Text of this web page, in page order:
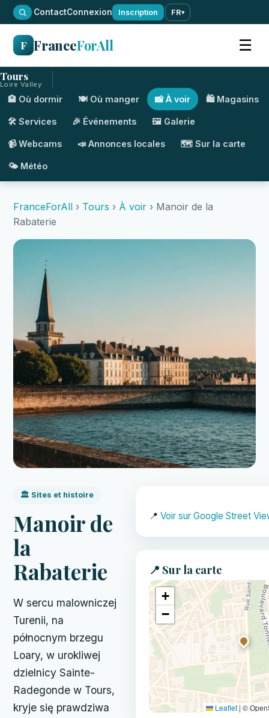
·ContactConnexion Inscription FR▾
F FranceForAll ☰
Tours
Loire Valley
🏨 Où dormir 🍽️ Où manger 📸 À voir 🛍️ Magasins
🛠️ Services 🎉 Événements 🖼️ Galerie
📹 Webcams 📣 Annonces locales 🗺️ Sur la carte
🌤️ Météo
FranceForAll › Tours › À voir › Manoir de la
Rabaterie
🏛️ Sites et histoire
Manoir de
la
Rabaterie
W sercu malowniczej
Turenii, na
północnym brzegu
Loary, w urokliwej
dzielnicy Sainte-
Radegonde w Tours,
kryje się prawdziwa
📍 Voir sur Google Street
📍 Sur la carte
+
−
Leaflet | ©